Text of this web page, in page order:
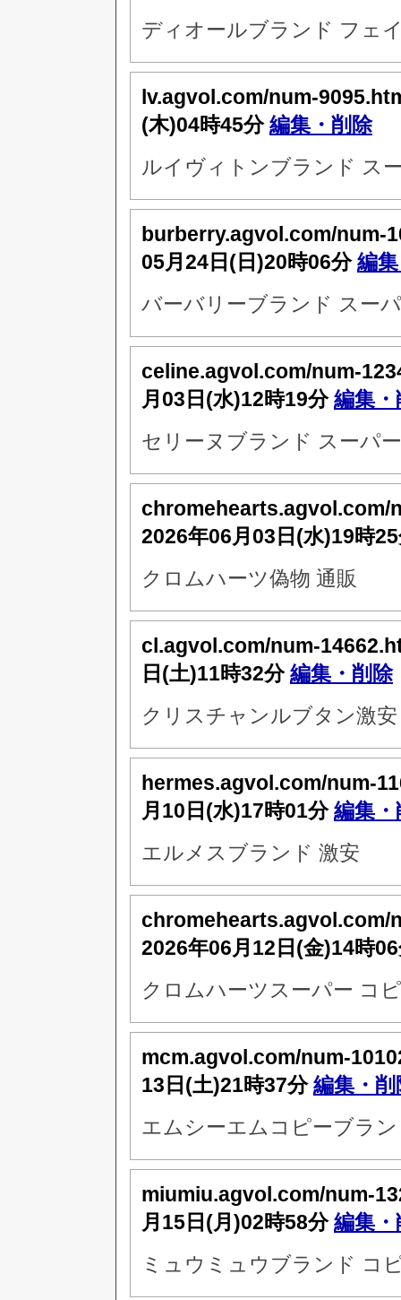
ディオールブランド フェ
lv.agvol.com/num-
(木)04時45分編集・削除
ルイヴィトンブランド ス
burberry.agvol.com/num-
05月24日(日)20時06分編
バーバリーブランド スー
celine.agvol.com/num-
月03日(水)12時19分編集・
セリーヌブランド スーパ
chromehearts.agvol.com/
2026年06月03日(水)19時
クロムハーツ偽物 通販
cl.agvol.com/num-
日(土)11時32分編集・削除
クリスチャンルブタン激
hermes.agvol.com/num-
月10日(水)17時01分編集・
エルメスブランド 激安
chromehearts.agvol.com/
2026年06月12日(金)14時
クロムハーツスーパー コ
mcm.agvol.com/num-
13日(土)21時37分編集・削
エムシーエムコピーブラ
miumiu.agvol.com/num-
月15日(月)02時58分編集・
ミュウミュウブランド コ